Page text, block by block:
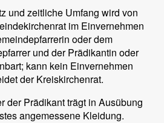
und zeitliche Umfang wird von
im Einvernehmen
oder dem
und der Prädikantin oder
kann kein Einvernehmen
der Kreiskirchenrat.
der Prädikant trägt in Ausübung
angemessene Kleidung.